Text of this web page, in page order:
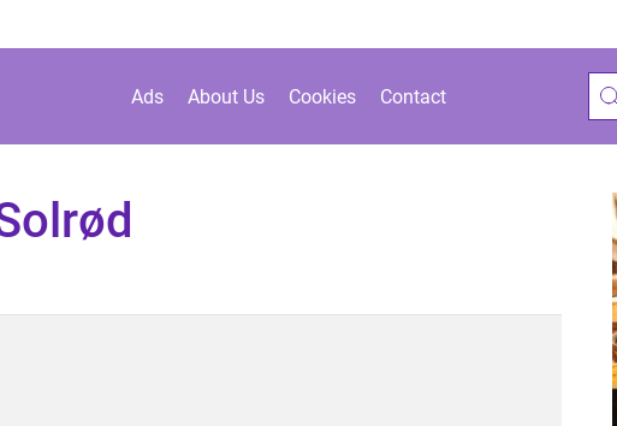
Ads About Us Cookies Contact